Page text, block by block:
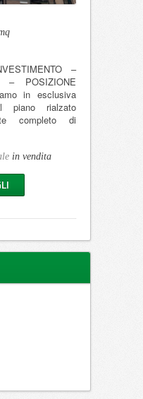
–
– POSIZIONE
in esclusiva
piano rialzato
completo di
in vendita